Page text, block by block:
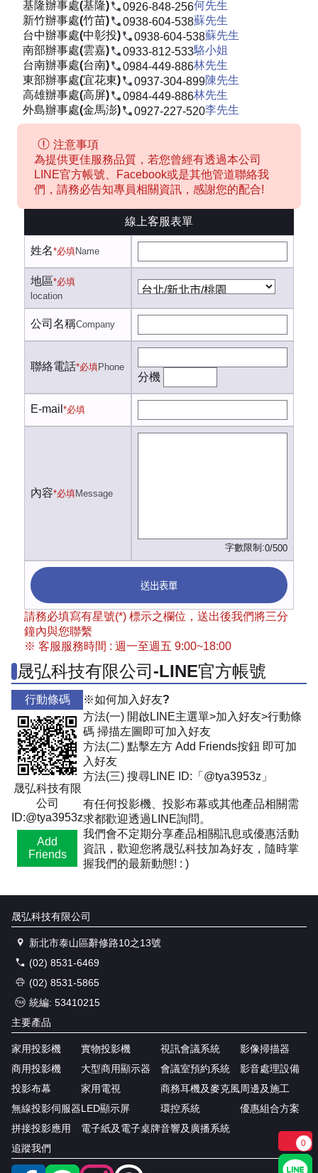
基隆辦事處(基隆)
0926-848-256何先生
新竹辦事處(竹苗)
0938-604-538蘇先生
台中辦事處(中彰投)
0938-604-538蘇先生
南部辦事處(雲嘉)
0933-812-533駱小姐
台南辦事處(台南)
0984-449-886林先生
東部辦事處(宜花東)
0937-304-899陳先生
高雄辦事處(高屏)
0984-449-886林先生
外島辦事處(金馬澎)
0927-227-520李先生
注意事項
為提供更佳服務品質，若您曾經有透過本公司
LINE官方帳號、Facebook或是其他管道聯絡我
們，請務必告知專員相關資訊，感謝您的配合!
線上客服表單
姓名*必填Name
地區*必填
location
公司名稱Company
聯絡電話*必填Phone
分機
E-mail *必填
內容*必填Message
字數限制:0/500
送出表單
請務必填寫有星號(*) 標示之欄位，送出後我們將三分
鐘內與您聯繫
※ 客服服務時間 : 週一至週五 9:00~18:00
晟弘科技有限公司-LINE官方帳號
行動條碼
晟弘科技有限
公司
ID:@tya3953z
Add
Friends
※如何加入好友?
方法(一) 開啟LINE主選單>加入好友>行動條
碼 掃描左圖即可加入好友
方法(二) 點擊左方 Add Friends按鈕 即可加
入好友
方法(三) 搜尋LINE ID:「@tya3953z」
有任何投影機、投影布幕或其他產品相關需
求都歡迎透過LINE詢問。
我們會不定期分享產品相關訊息或優惠活動
資訊，歡迎您將晟弘科技加為好友，隨時掌
握我們的最新動態! : )
晟弘科技有限公司
新北市泰山區辭修路10之13號
(02) 8531-6469
(02) 8531-5865
統編: 53410215
主要產品
家用投影機
商用投影機
投影布幕
無線投影伺服器
拼接投影應用
實物投影機
大型商用顯示器
家用電視
LED顯示屏
電子紙及電子桌牌
視訊會議系統
會議室預約系統
商務耳機及麥克風
環控系統
音響及廣播系統
影像掃描器
影音處理設備
周邊及施工
優惠組合方案
追蹤我們 0